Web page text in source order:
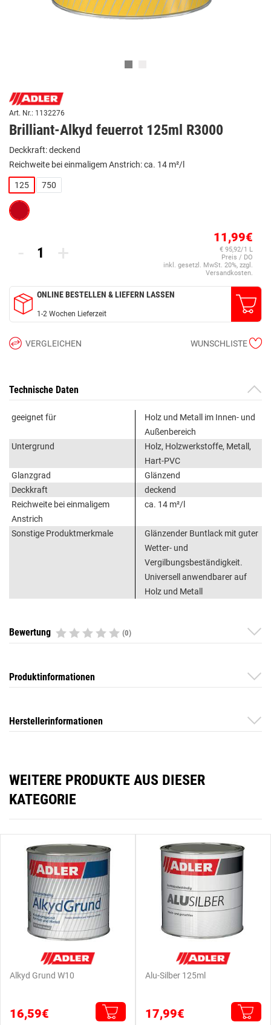
Art. Nr.: 1132276
Brilliant-Alkyd feuerrot 125ml R3000
Deckkraft: deckend
Reichweite bei einmaligem Anstrich: ca. 14 m²/l
125 750
- +
11,99€
€ 95,92/1 L
Preis / DO
inkl. gesetzl. MwSt. 20%, zzgl.
Versandkosten.
ONLINE BESTELLEN & LIEFERN LASSEN
1-2 Wochen Lieferzeit
VERGLEICHEN WUNSCHLISTE
Technische Daten
geeignet für
Holz und Metall im Innen- und
Außenbereich
Untergrund
Holz, Holzwerkstoffe, Metall,
Hart-PVC
Glanzgrad
Glänzend
Deckkraft
deckend
Reichweite bei einmaligem
Anstrich
ca. 14 m²/l
Sonstige Produktmerkmale
Glänzender Buntlack mit guter
Wetter- und
Vergilbungsbeständigkeit.
Universell anwendbarer auf
Holz und Metall
Bewertung (0)
Produktinformationen
Herstellerinformationen
WEITERE PRODUKTE AUS DIESER
KATEGORIE
Alkyd Grund W10
16,59€
Alu-Silber 125ml
17,99€